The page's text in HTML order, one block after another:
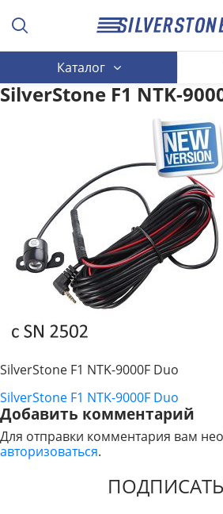
Каталог
SilverStone F1 NTK-
SilverStone F1 NTK-9000F Duo
НАВИГАЦИЯ
ПО
ЗАПИСЯМ
SilverStone F1 NTK-9000F Duo
Добавить комментарий
Для отправки комментария вам
авторизоваться.